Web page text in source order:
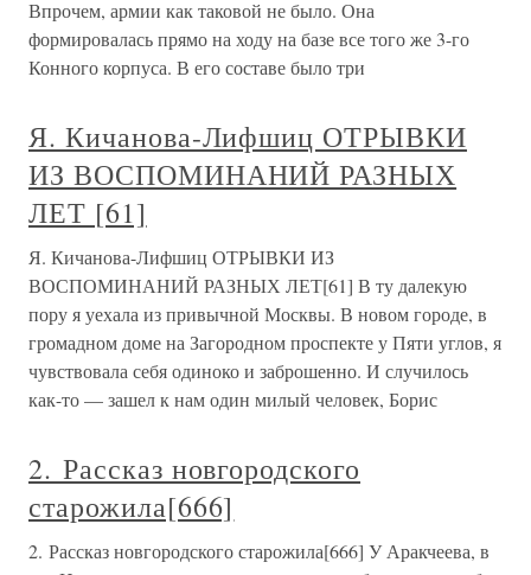
Впрочем, армии как таковой не было. Она
формировалась прямо на ходу на базе все того же 3-го
Конного корпуса. В его составе было три
Я. Кичанова-Лифшиц ОТРЫВКИ
ИЗ ВОСПОМИНАНИЙ РАЗНЫХ
ЛЕТ [61]
Я. Кичанова-Лифшиц ОТРЫВКИ ИЗ
ВОСПОМИНАНИЙ РАЗНЫХ ЛЕТ[61] В ту далекую
пору я уехала из привычной Москвы. В новом городе, в
громадном доме на Загородном проспекте у Пяти углов, я
чувствовала себя одиноко и заброшенно. И случилось
как-то — зашел к нам один милый человек, Борис
2. Рассказ новгородского
старожила[666]
2. Рассказ новгородского старожила[666] У Аракчеева, в